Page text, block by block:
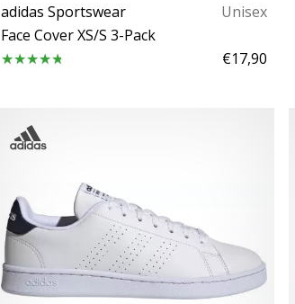
adidas Sportswear
Unisex
Face Cover XS/S 3-Pack
€17,90